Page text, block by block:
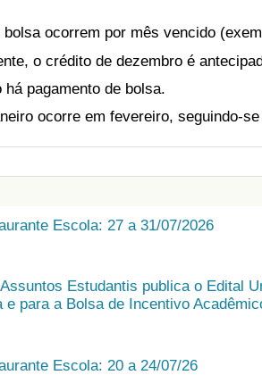
ocorrem por mês vencido
o crédito de dezembro é
pagamento de bolsa.
ocorre em fevereiro, seguindo-
Escola: 27 a 31/07/2026
Estudantis publica o Edital
e para a Bolsa de Incentivo
Escola: 20 a 24/07/26